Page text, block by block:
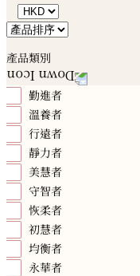
產品類別
勤進者
溫養者
行遠者
靜力者
美慧者
守智者
恢柔者
初慧者
均衡者
永華者